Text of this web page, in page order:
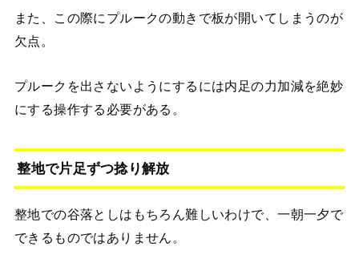
また、この際にプルークの動きで板が開いてしまうのが
欠点。
プルークを出さないようにするには内足の力加減を絶妙
にする操作する必要がある。
整地で片足ずつ捻り解放
整地での谷落としはもちろん難しいわけで、一朝一夕で
できるものではありません。